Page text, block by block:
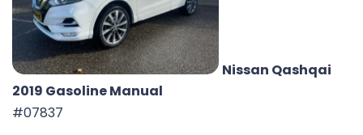
Nissan Qashqai
2019 Gasoline Manual
#07837